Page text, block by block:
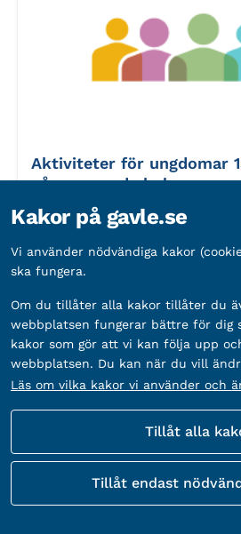
Aktiviteter för ungdomar
på anpassad skola
Arrangör:FUB Gävle, Invånare/Förening
Datum:14 augusti 2026
Pris: Gratis
Till anmälan
Kakor på gavle.se
Vi använder nödvändiga kakor
ska fungera.
Om du tillåter alla kakor tillåter du
webbplatsen fungerar bättre för dig
kakor som gör att vi kan följa upp
webbplatsen. Du kan när du vill
Läs om vilka kakor vi använder och
Tillåt alla
Tillåt endast